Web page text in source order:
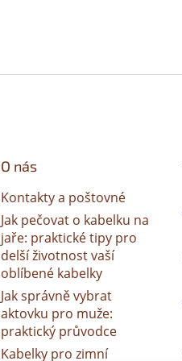
O nás
Kontakty a poštovné
Jak pečovat o kabelku na
jaře: praktické tipy pro
delší životnost vaší
oblíbené kabelky
Jak správně vybrat
aktovku pro muže:
praktický průvodce
Kabelky pro zimní